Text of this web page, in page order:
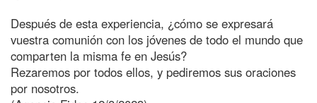
Después de esta experiencia, ¿cómo se expresará
vuestra comunión con los jóvenes de todo el mundo que
comparten la misma fe en Jesús?
Rezaremos por todos ellos, y pediremos sus oraciones
por nosotros.